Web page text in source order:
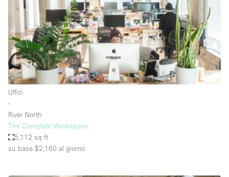
Servizio
fotografico
Conferenza Meeting Ufficio
Acquista
Condividi
Tipo di spazio
Acquista Condividi
Atelier / Laboratorio
Camion
Uffici
∙
River North
The Complete Workspace
5,112 sq ft
su base $2,160 al giorno